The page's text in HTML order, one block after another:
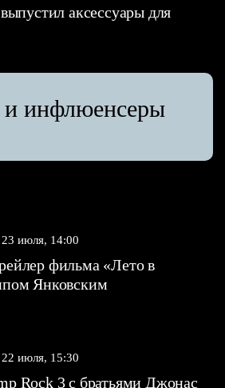
аксессуары для
и инфлюенсеры
23 июля, 14:00
фильма «Лето в
Янковским
22 июля, 15:30
Rock 3 с братьями Джонас